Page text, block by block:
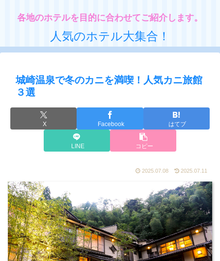
各地のホテルを目的に合わせてご紹介します。
人気のホテル大集合！
城崎温泉で冬のカニを満喫！人気カニ旅館
３選
X Facebook はてブ
LINE コピー
2025.07.08 2025.07.11